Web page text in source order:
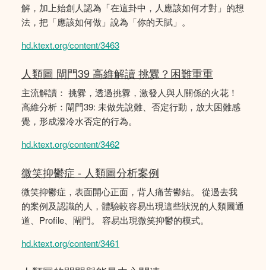
解，加上始創人認為「在這卦中，人應該如何才對」的想
法，把「應該如何做」說為「你的天賦」。
hd.ktext.org/content/3463
人類圖 閘門39 高維解讀 挑釁？困難重重
主流解讀： 挑釁，透過挑釁，激發人與人關係的火花！
高維分析：閘門39: 未做先說難、否定行動，放大困難感
覺，形成潑冷水否定的行為。
hd.ktext.org/content/3462
微笑抑鬱症 - 人類圖分析案例
微笑抑鬱症，表面開心正面，背人痛苦鬰結。 從過去我
的案例及認識的人，體驗較容易出現這些狀況的人類圖通
道、Profile、閘門。 容易出現微笑抑鬱的模式。
hd.ktext.org/content/3461